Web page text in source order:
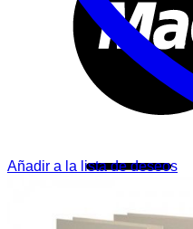
Añadir a la lista de deseos